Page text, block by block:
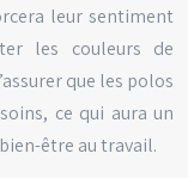
leur sentiment
les couleurs de
que les polos
ce qui aura un
être au travail.